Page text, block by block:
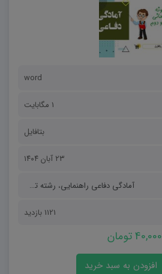
word
1 مگابایت
بتافایل
۲۳ آبان ۱۴۰۴
آمادگی دفاعی راهنمایی، رشته تجربی
1121 بازدید
40,000 تومان
افزودن به سبد خرید